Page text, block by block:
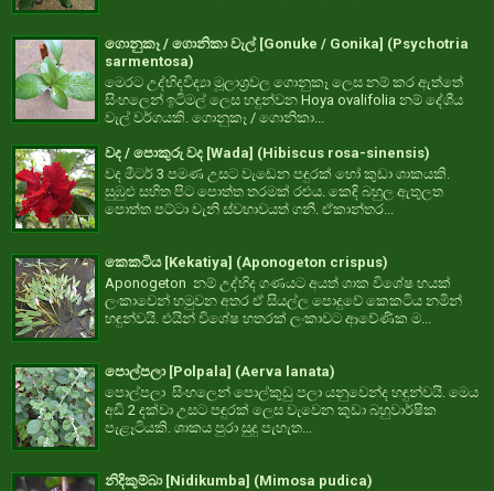
ගොනුකෑ / ගොනිකා වැල් [Gonuke / Gonika] (Psychotria
sarmentosa)
මෙරට උද්භිදවිද්‍යා මූලාශ්‍රවල ගොනුකෑ ලෙස නම් කර ඇත්තේ
සිංහලෙන් ඉටිමල් ලෙස හඳුන්වන Hoya ovalifolia නම් දේශීය
වැල් වර්ගයකි. ගොනුකෑ / ගොනිකා...
වද / පොකුරු වද [Wada] (Hibiscus rosa-sinensis)
වද මීටර් 3 පමණ උසට වැඩෙන පඳුරක් හෝ කුඩා ශාකයකි.
සුඹුළු සහිත පිට පොත්ත තරමක් රළුය. කෙඳි බහුල ඇතුලත
පොත්ත පට්ටා වැනි ස්වභාවයත් ගනී. ඒකාන්තර...
කෙකටිය [Kekatiya] (Aponogeton crispus)
Aponogeton නම් උද්භිද ගණයට අයත් ශාක විශේෂ හයක්
ලංකාවෙන් හමුවන අතර ඒ සියල්ල පොදුවේ කෙකටිය නමින්
හඳුන්වයි. එයින් විශේෂ හතරක් ලංකාවට ආවේණික ම...
පොල්පලා [Polpala] (Aerva lanata)
පොල්පලා සිංහලෙන් පොල්කුඩු පලා යනුවෙන්ද හඳුන්වයි. මෙය
අඩි 2 දක්වා උසට පඳුරක් ලෙස වැවෙන කුඩා බහුවාර්ෂික
පැළෑටියකි. ශාකය පුරා සුදු පැහැත...
නිදිකුම්බා [Nidikumba] (Mimosa pudica)